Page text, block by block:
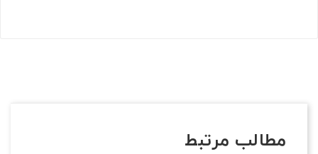
مطالب مرتبط